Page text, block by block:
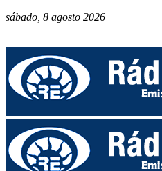
sábado, 8 agosto 2026